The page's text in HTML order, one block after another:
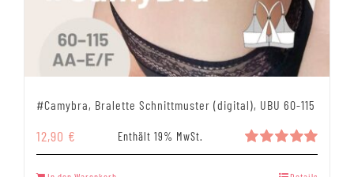
#Camybra, Bralette Schnittmuster (digital), UBU 60-115
Bewertet
5.00
12,90 € Enthält 19% MwSt.